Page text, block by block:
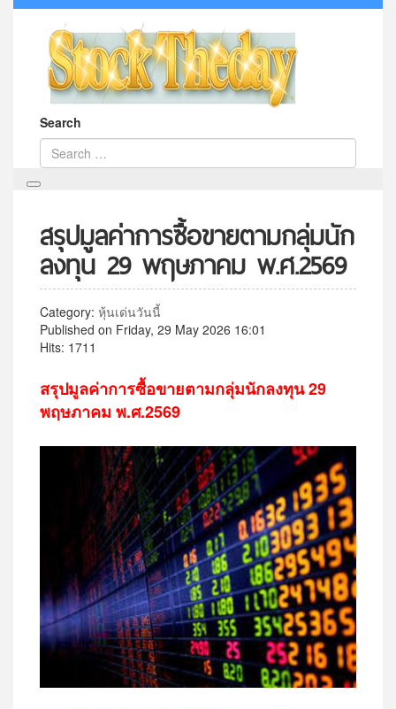
Search
สรุปมูลค่าการซื้อขายตามกลุ่มนัก
ลงทุน 29 พฤษภาคม พ.ศ.2569
Category: หุ้นเด่นวันนี้
Published on Friday, 29 May 2026 16:01
Hits: 1711
สรุปมูลค่าการซื้อขายตามกลุ่มนักลงทุน 29
พฤษภาคม พ.ศ.2569